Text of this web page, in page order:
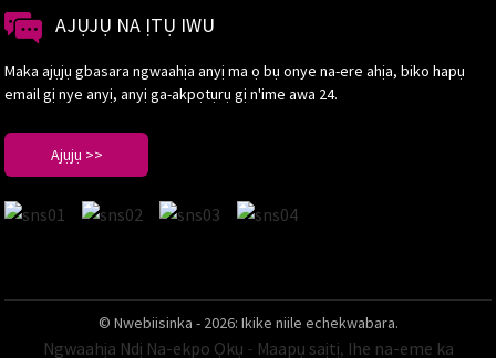
AJỤJỤ NA ỊTỤ IWU
Maka ajụjụ gbasara ngwaahịa anyị ma ọ bụ onye na-ere ahịa, biko hapụ
email gị nye anyị, anyị ga-akpọtụrụ gị n'ime awa 24.
Ajụjụ >>
© Nwebiisinka - 2026: Ikike niile echekwabara.
Ngwaahịa Ndị Na-ekpo Ọkụ - Maapụ saịtị, Ihe na-eme ka